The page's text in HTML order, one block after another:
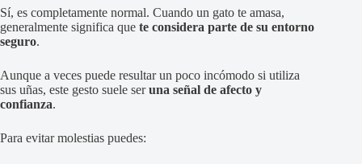
Sí, es completamente normal. Cuando un gato te amasa,
generalmente significa que te considera parte de su entorno
seguro.
Aunque a veces puede resultar un poco incómodo si utiliza
sus uñas, este gesto suele seruna señal de afecto y
confianza.
Para evitar molestias puedes: